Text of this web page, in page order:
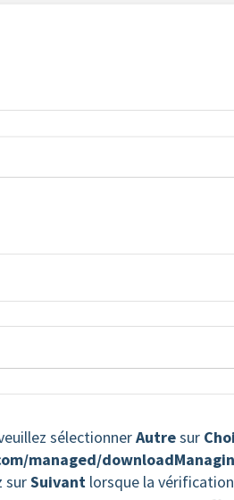
sélectionnerAutresur
managed/
surSuivant lorsque la